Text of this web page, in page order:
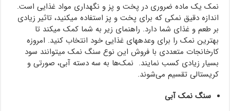
نمک یک ماده ضروری در پخت و پز و نگهداری مواد غذایی است.
اندازه دقیق نمکی که برای پخت و پز استفاده می‎کنید، تاثیر زیادی
بر طعم و غذای شما دارد. راهنمای زیر به شما کمک می‎کند تا
بهترین نمک را برای وعده‎های غذایی خود انتخاب کنید. امروزه
کارخانجات متعددی با فروش این نوع سنگ نمک می‎توانند سود
بسیار زیادی کسب نمایند. نمک‌ها به سه دسته آبی، صورتی و
کریستالی تقسیم می‌شوند.
سنگ نمک آبی